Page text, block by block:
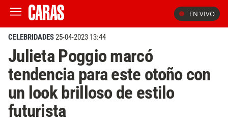
EN VIVO
CELEBRIDADES25-04-2023 13:44
Julieta Poggio marcó
tendencia para este otoño con
un look brilloso de estilo
futurista